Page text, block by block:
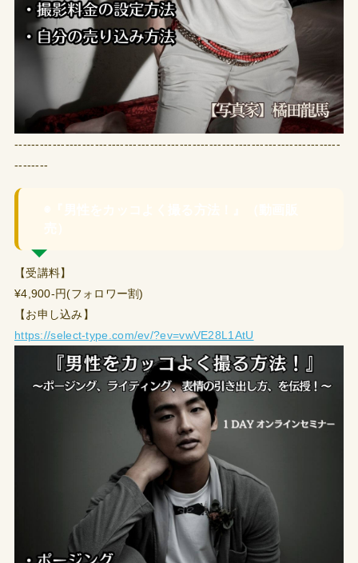
-----------------------------------------------------------------------------
--------
【受講料】
¥4,900-円(フォロワー割)
【お申し込み】
https://select-type.com/ev/?ev=vwVE28L1AtU